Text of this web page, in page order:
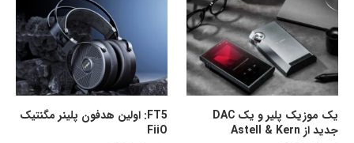
FT5: اولین هدفون پلینر مگنتیک
FiiO
یک موزیک پلیر و یک DAC
جدید از Astell & Kern